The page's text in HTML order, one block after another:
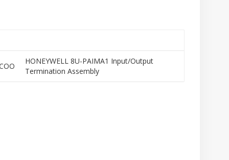
HONEYWELL 8U-PAIMA1 Input/Output
Termination Assembly